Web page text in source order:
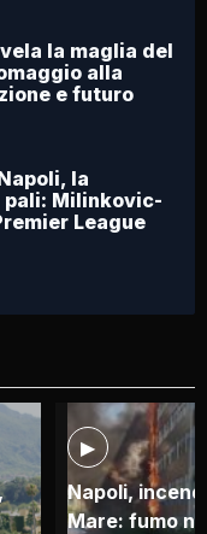
la maglia del
alla
e futuro
la
Milinkovic-
League
▶
Napoli,
Mare: fumo